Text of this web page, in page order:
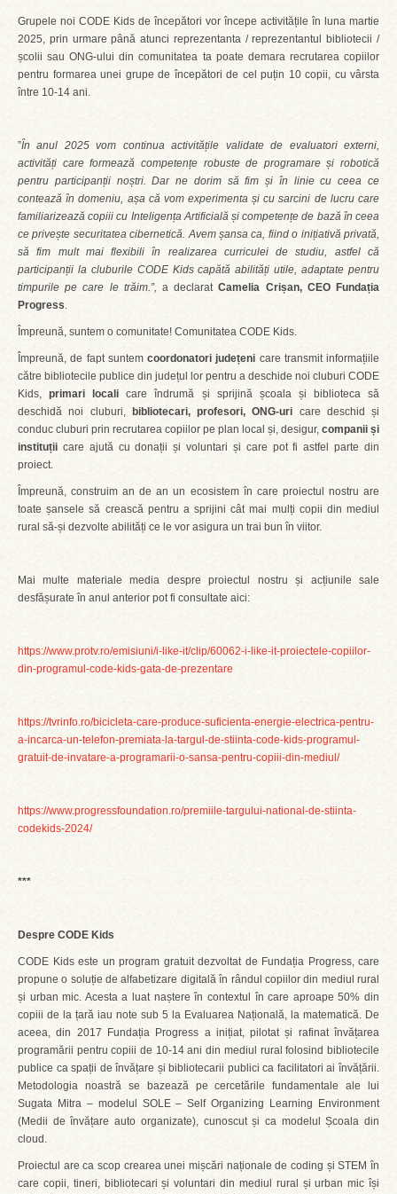
Grupele noi CODE Kids de începători vor începe activitățile în luna martie
2025, prin urmare până atunci reprezentanta / reprezentantul bibliotecii /
școlii sau ONG-ului din comunitatea ta poate demara recrutarea copiilor
pentru formarea unei grupe de începători de cel puțin 10 copii, cu vârsta
între 10-14 ani.
”În anul 2025 vom continua activitățile validate de evaluatori externi,
activități care formează competențe robuste de programare și robotică
pentru participanții noștri. Dar ne dorim să fim și în linie cu ceea ce
contează în domeniu, așa că vom experimenta și cu sarcini de lucru care
familiarizează copiii cu Inteligența Artificială și competențe de bază în ceea
ce privește securitatea cibernetică. Avem șansa ca, fiind o inițiativă privată,
să fim mult mai flexibili în realizarea curriculei de studiu, astfel că
participanții la cluburile CODE Kids capătă abilități utile, adaptate pentru
timpurile pe care le trăim.”, a declaratCamelia Crișan, CEO Fundația
Progress.
Împreună, suntem o comunitate! Comunitatea CODE Kids.
Împreună, de fapt suntem coordonatori județeni care transmit informațiile
către bibliotecile publice din județul lor pentru a deschide noi cluburi CODE
Kids,primari locali care îndrumă și sprijină școala și biblioteca să
deschidă noi cluburi,
bibliotecari, profesori, ONG-uri care deschid și
conduc cluburi prin recrutarea copiilor pe plan local și, desigur, companii și
instituții care ajută cu donații și voluntari și care pot fi astfel parte din
proiect.
Împreună, construim an de an un ecosistem în care proiectul nostru are
toate șansele să crească pentru a sprijini cât mai mulți copii din mediul
rural să-și dezvolte abilități ce le vor asigura un trai bun în viitor.
Mai multe materiale media despre proiectul nostru și acțiunile sale
desfășurate în anul anterior pot fi consultate aici:
https://www.protv.ro/emisiuni/i-like-it/clip/60062-i-like-it-proiectele-copiilor-
din-programul-code-kids-gata-de-prezentare
https://tvrinfo.ro/bicicleta-care-produce-suficienta-energie-electrica-pentru-
a-incarca-un-telefon-premiata-la-targul-de-stiinta-code-kids-programul-
gratuit-de-invatare-a-programarii-o-sansa-pentru-copiii-din-mediul/
https://www.progressfoundation.ro/premiile-targului-national-de-stiinta-
codekids-2024/
***
Despre CODE Kids
CODE Kids este un program gratuit dezvoltat de Fundația Progress, care
propune o soluție de alfabetizare digitală în rândul copiilor din mediul rural
și urban mic. Acesta a luat naștere în contextul în care aproape 50% din
copiii de la țară iau note sub 5 la Evaluarea Națională, la matematică. De
aceea, din 2017 Fundația Progress a inițiat, pilotat și rafinat învățarea
programării pentru copiii de 10-14 ani din mediul rural folosind bibliotecile
publice ca spații de învățare și bibliotecarii publici ca facilitatori ai învățării.
Metodologia noastră se bazează pe cercetările fundamentale ale lui
Sugata Mitra – modelul SOLE – Self Organizing Learning Environment
(Medii de învățare auto organizate), cunoscut și ca modelul Școala din
cloud.
Proiectul are ca scop crearea unei mișcări naționale de coding și STEM în
care copii, tineri, bibliotecari și voluntari din mediul rural și urban mic își